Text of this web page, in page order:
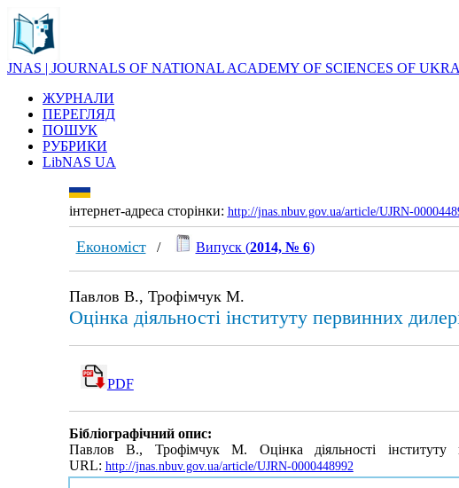
JNAS | JOURNALS OF NATIONAL ACADEMY OF SCIENCES OF
ЖУРНАЛИ
ПЕРЕГЛЯД
ПОШУК
РУБРИКИ
LibNAS UA
інтернет-адреса сторінки: http://jnas.nbuv.gov.ua/article/UJRN-
Економіст/ Випуск (2014, № 6)
Павлов В., Трофімчук М.
Оцінка діяльності інституту первинних
PDF
Бібліографічний опис:
Павлов В., Трофімчук М. Оцінка діяльності
URL: http://jnas.nbuv.gov.ua/article/UJRN-0000448992